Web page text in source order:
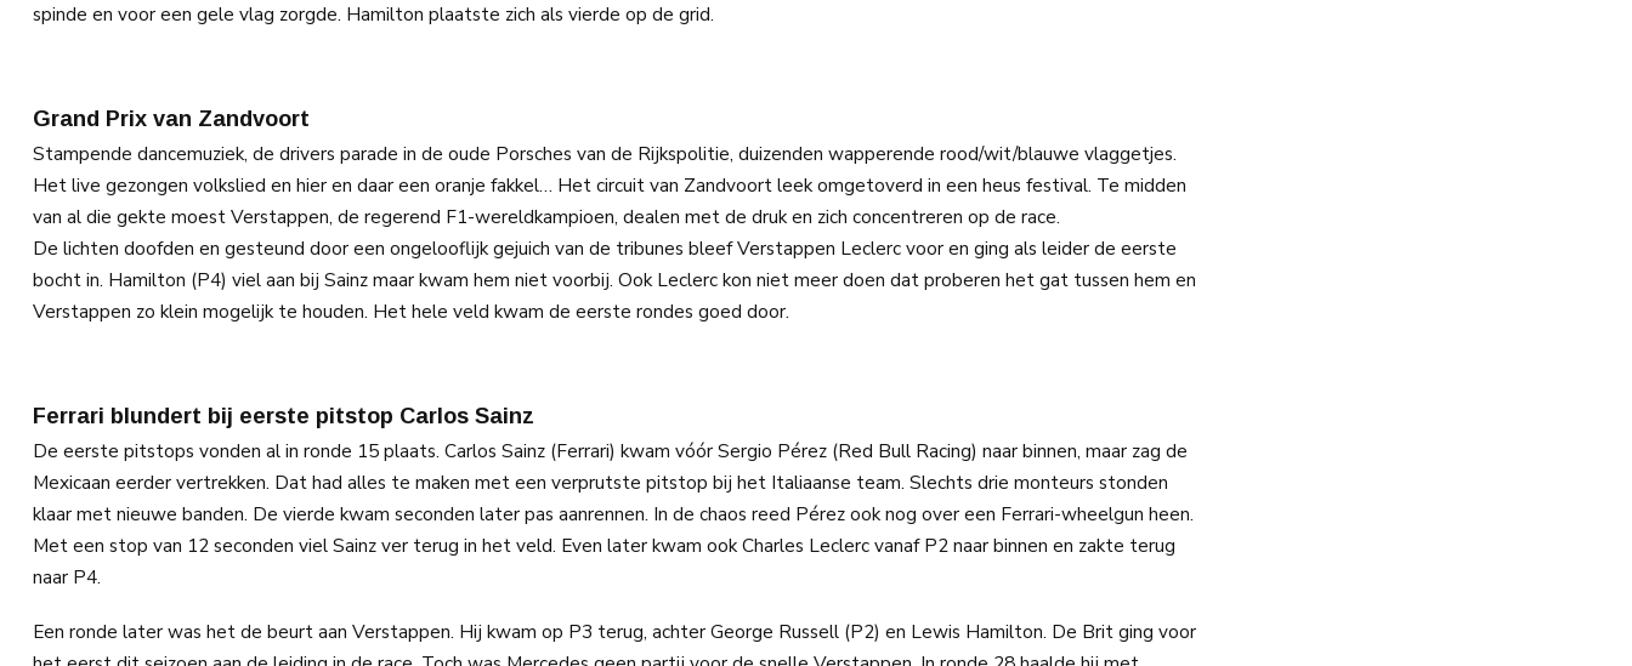
spinde en voor een gele vlag zorgde. Hamilton plaatste zich als vierde op de grid.
Grand Prix van Zandvoort
Stampende dancemuziek, de drivers parade in de oude Porsches van de Rijkspolitie, duizenden wapperende rood/wit/blauwe vlaggetjes.
Het live gezongen volkslied en hier en daar een oranje fakkel… Het circuit van Zandvoort leek omgetoverd in een heus festival. Te midden
van al die gekte moest Verstappen, de regerend F1-wereldkampioen, dealen met de druk en zich concentreren op de race.
De lichten doofden en gesteund door een ongelooflijk gejuich van de tribunes bleef Verstappen Leclerc voor en ging als leider de eerste
bocht in. Hamilton (P4) viel aan bij Sainz maar kwam hem niet voorbij. Ook Leclerc kon niet meer doen dat proberen het gat tussen hem en
Verstappen zo klein mogelijk te houden. Het hele veld kwam de eerste rondes goed door.
Ferrari blundert bij eerste pitstop Carlos Sainz
De eerste pitstops vonden al in ronde 15 plaats. Carlos Sainz (Ferrari) kwam vóór Sergio Pérez (Red Bull Racing) naar binnen, maar zag de
Mexicaan eerder vertrekken. Dat had alles te maken met een verprutste pitstop bij het Italiaanse team. Slechts drie monteurs stonden
klaar met nieuwe banden. De vierde kwam seconden later pas aanrennen. In de chaos reed Pérez ook nog over een Ferrari-wheelgun heen.
Met een stop van 12 seconden viel Sainz ver terug in het veld. Even later kwam ook Charles Leclerc vanaf P2 naar binnen en zakte terug
naar P4.
Een ronde later was het de beurt aan Verstappen. Hij kwam op P3 terug, achter George Russell (P2) en Lewis Hamilton. De Brit ging voor